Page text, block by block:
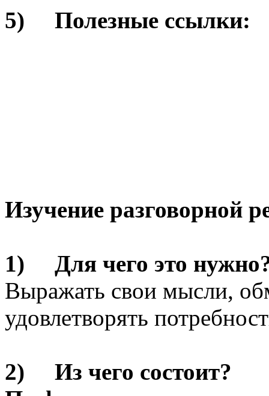
5) Полезные ссылки:
Изучение разговорной
1) Для чего это
Выражать свои мысли,
удовлетворять
2) Из чего состоит?